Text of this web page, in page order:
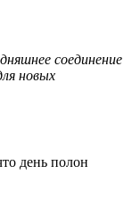
соединение
новых
день полон